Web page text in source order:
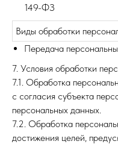
149-ФЗ
Виды обработки
Передача
7. Условия обработки
7.1. Обработка
с согласия субъекта
персональных данных.
7.2. Обработка
достижения целей,